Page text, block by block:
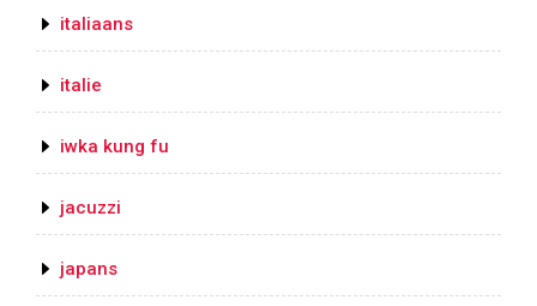
italiaans
italie
iwka kung fu
jacuzzi
japans